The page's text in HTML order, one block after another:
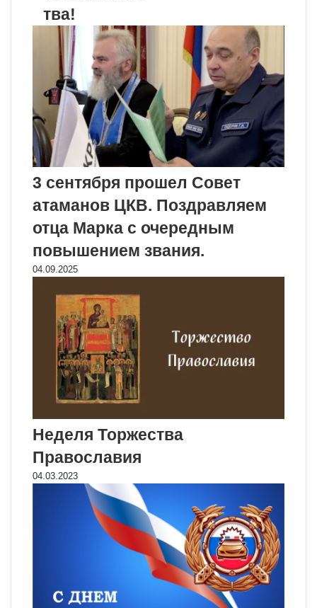
тва!
3 сентября прошел Совет
атаманов ЦКВ. Поздравляем
отца Марка с очередным
повышением звания.
04.09.2025
Неделя Торжества
Православия
04.03.2023